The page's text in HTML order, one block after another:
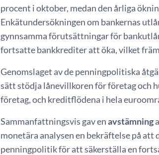
procent i oktober, medan den årliga
Enkätundersökningen om bankernas
gynnsamma förutsättningar för
fortsatte bankkrediter att öka, vilket
Genomslaget av de penningpolitiska
sätt stödja lånevillkoren för företag och
företag, och kreditflödena i hela
Sammanfattningsvis gav enavstämning
monetära analysen en bekräftelse på
penningpolitik för att säkerställa en